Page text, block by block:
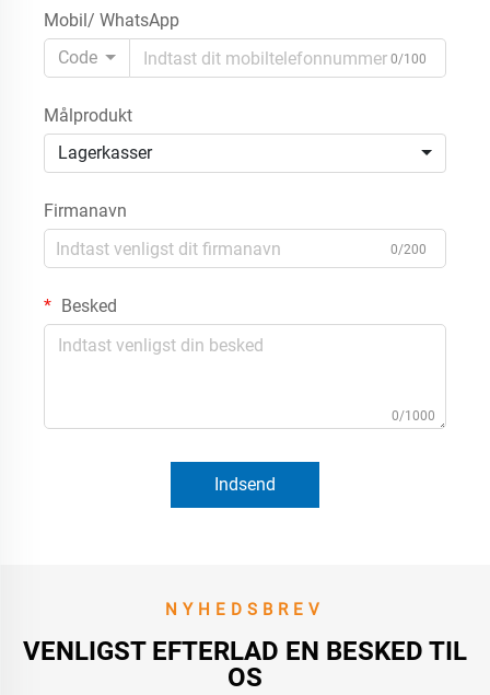
Mobil/ WhatsApp
Code
0/100
Målprodukt
Lagerkasser
Firmanavn
0/200
Besked
0/1000
Indsend
NYHEDSBREV
VENLIGST EFTERLAD EN BESKED TIL
OS